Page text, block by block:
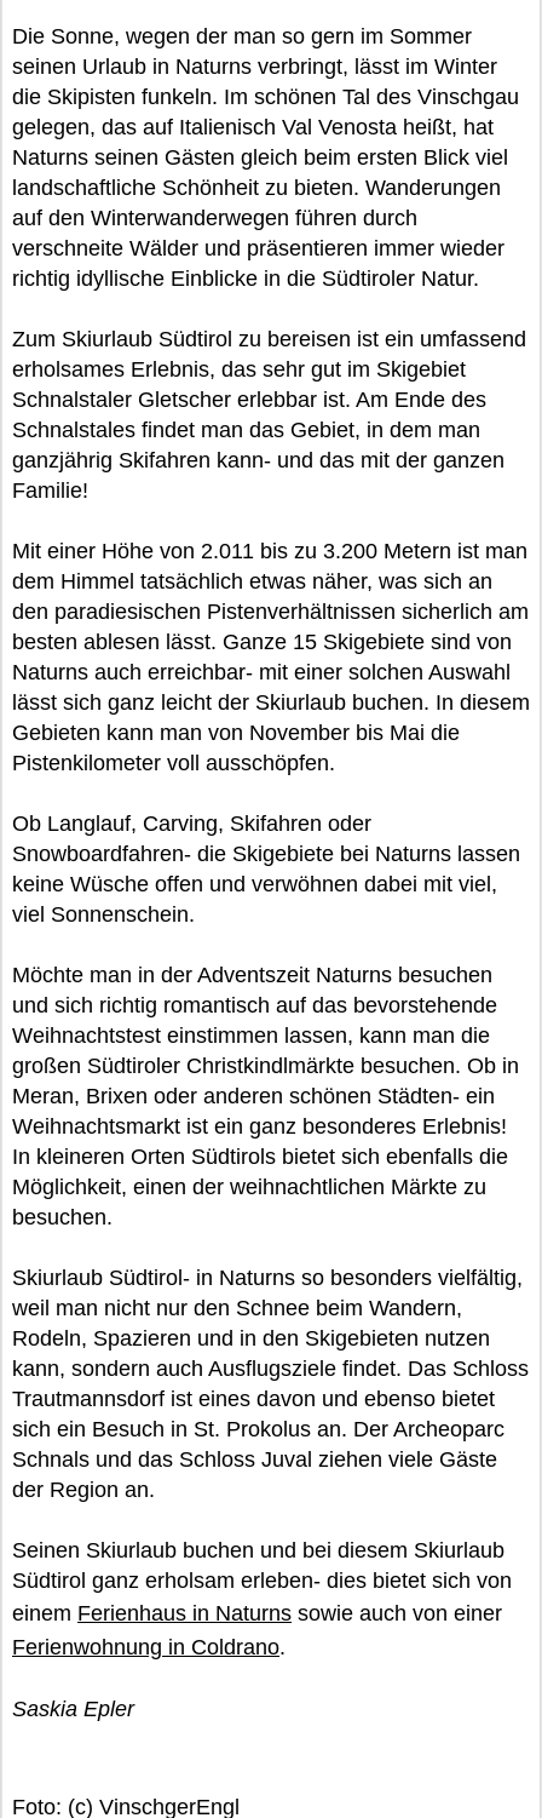
Die Sonne, wegen der man so gern im Sommer
seinen Urlaub in Naturns verbringt, lässt im Winter
die Skipisten funkeln. Im schönen Tal des Vinschgau
gelegen, das auf Italienisch Val Venosta heißt, hat
Naturns seinen Gästen gleich beim ersten Blick viel
landschaftliche Schönheit zu bieten. Wanderungen
auf den Winterwanderwegen führen durch
verschneite Wälder und präsentieren immer wieder
richtig idyllische Einblicke in die Südtiroler Natur.
Zum Skiurlaub Südtirol zu bereisen ist ein umfassend
erholsames Erlebnis, das sehr gut im Skigebiet
Schnalstaler Gletscher erlebbar ist. Am Ende des
Schnalstales findet man das Gebiet, in dem man
ganzjährig Skifahren kann- und das mit der ganzen
Familie!
Mit einer Höhe von 2.011 bis zu 3.200 Metern ist man
dem Himmel tatsächlich etwas näher, was sich an
den paradiesischen Pistenverhältnissen sicherlich am
besten ablesen lässt. Ganze 15 Skigebiete sind von
Naturns auch erreichbar- mit einer solchen Auswahl
lässt sich ganz leicht der Skiurlaub buchen. In diesem
Gebieten kann man von November bis Mai die
Pistenkilometer voll ausschöpfen.
Ob Langlauf, Carving, Skifahren oder
Snowboardfahren- die Skigebiete bei Naturns lassen
keine Wüsche offen und verwöhnen dabei mit viel,
viel Sonnenschein.
Möchte man in der Adventszeit Naturns besuchen
und sich richtig romantisch auf das bevorstehende
Weihnachtstest einstimmen lassen, kann man die
großen Südtiroler Christkindlmärkte besuchen. Ob in
Meran, Brixen oder anderen schönen Städten- ein
Weihnachtsmarkt ist ein ganz besonderes Erlebnis!
In kleineren Orten Südtirols bietet sich ebenfalls die
Möglichkeit, einen der weihnachtlichen Märkte zu
besuchen.
Skiurlaub Südtirol- in Naturns so besonders vielfältig,
weil man nicht nur den Schnee beim Wandern,
Rodeln, Spazieren und in den Skigebieten nutzen
kann, sondern auch Ausflugsziele findet. Das Schloss
Trautmannsdorf ist eines davon und ebenso bietet
sich ein Besuch in St. Prokolus an. Der Archeoparc
Schnals und das Schloss Juval ziehen viele Gäste
der Region an.
Seinen Skiurlaub buchen und bei diesem Skiurlaub
Südtirol ganz erholsam erleben- dies bietet sich von
einem Ferienhaus in Naturns sowie auch von einer
Ferienwohnung in Coldrano.
Saskia Epler
Foto: (c) VinschgerEngl